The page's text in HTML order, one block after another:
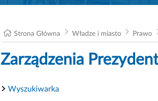
Strona Główna Władze i miasto Prawo
Zarządzenia
Wyszukiwarka